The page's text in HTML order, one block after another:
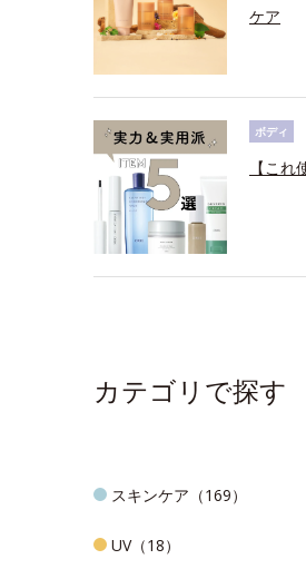
ケア
ボディ
【こ
カテゴリで探す
スキンケア（169）
UV（18）